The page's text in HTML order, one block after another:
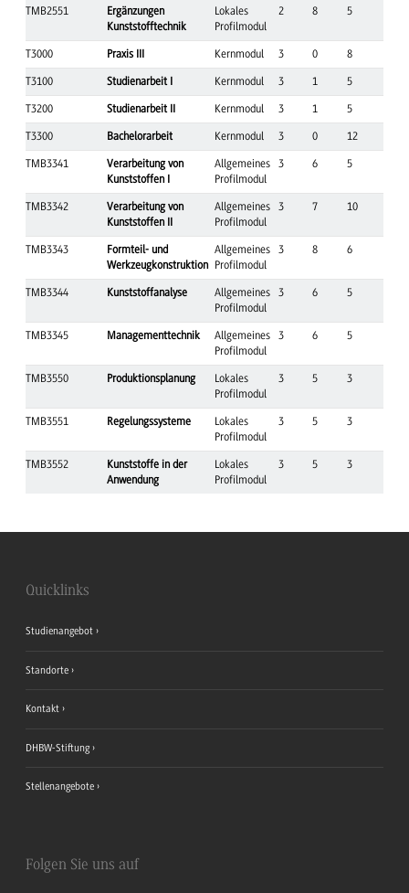
TMB2551
Ergänzungen
Kunststofftechnik
Lokales
Profilmodul
2 8 5
T3000 Praxis III Kernmodul 3 0 8
T3100 Studienarbeit I Kernmodul 3 1 5
T3200 Studienarbeit II Kernmodul 3 1 5
T3300 Bachelorarbeit Kernmodul 3 0 12
TMB3341
Verarbeitung von
Kunststoffen I
Allgemeines
Profilmodul
3 6 5
TMB3342
Verarbeitung von
Kunststoffen II
Allgemeines
Profilmodul
3 7 10
TMB3343
Formteil- und
Werkzeugkonstruktion
Allgemeines
Profilmodul
3 8 6
TMB3344 Kunststoffanalyse
Allgemeines
Profilmodul
3 6 5
TMB3345 Managementtechnik
Allgemeines
Profilmodul
3 6 5
TMB3550 Produktionsplanung
Lokales
Profilmodul
3 5 3
TMB3551 Regelungssysteme
Lokales
Profilmodul
3 5 3
TMB3552
Kunststoffe in der
Anwendung
Lokales
Profilmodul
3 5 3
Quicklinks
Studienangebot
Standorte
Kontakt
DHBW-Stiftung
Stellenangebote
Folgen Sie uns auf